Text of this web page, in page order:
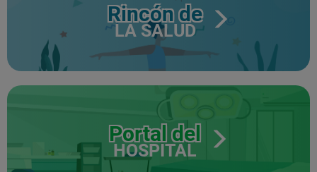
Rincón de
LA SALUD
Portal del
HOSPITAL